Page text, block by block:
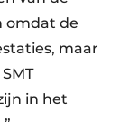
omdat de
maar
in het